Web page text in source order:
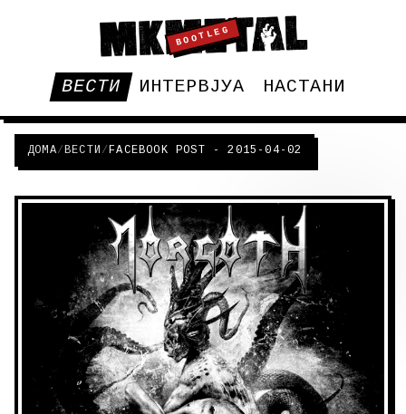
BOOTLEG
ВЕСТИ ИНТЕРВЈУА НАСТАНИ
ДОМА/ВЕСТИ /FACEBOOK POST - 2015-04-02